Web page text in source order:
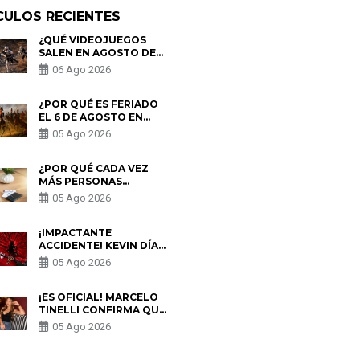
RECIENTES
¿QUÉ VIDEOJUEGOS
SALEN EN AGOSTO DE
2026? ESTOS SON LOS
ESTRENOS MÁS
06 Ago 2026
¿POR QUÉ ES FERIADO
EL 6 DE AGOSTO EN
PERÚ? ESTA ES LA
HISTORIA
05 Ago 2026
¿POR QUÉ CADA VEZ
MÁS PERSONAS
UTILIZAN UNA VPN
PARA PROTEGER SU
05 Ago 2026
¡IMPACTANTE
ACCIDENTE! KEVIN DÍAZ
CAE DESDE OCHO
METROS EN “ESTO ES
PREOCUPACIÓN
05 Ago 2026
¡ES OFICIAL! MARCELO
TINELLI CONFIRMA QUE
REGRESÓ CON MILETT
FIGUEROA: “EL AMOR
05 Ago 2026